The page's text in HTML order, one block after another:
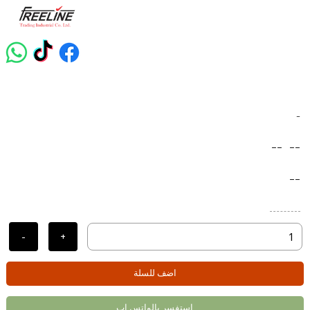
-
--
--
--
+
-
اضف للسلة